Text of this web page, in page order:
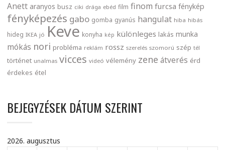
Anett aranyos busz ciki drága ebéd film finom furcsa fénykép
fényképezés gabo gomba gyanús hangulat hiba hibás
hideg IKEA jó Keve konyha kép különleges lakás munka
mókás nori probléma reklám rossz szerelés szomorú szép tél
történet unalmas vicces videó vélemény zene átverés érd
érdekes étel
BEJEGYZÉSEK DÁTUM SZERINT
2026. augusztus